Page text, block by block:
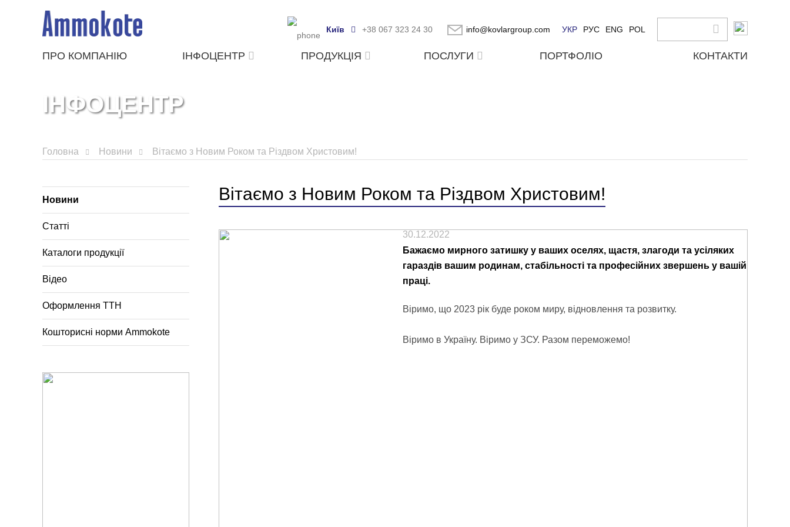
Київ +38 067 323 24 30 info@kovlargroup.com УКР РУС ENG POL
ПРО КОМПАНІЮ ІНФОЦЕНТР ПРОДУКЦІЯ ПОСЛУГИ ПОРТФОЛІО КОНТАКТИ
ІНФОЦЕНТР
Головна Новини Вітаємо з Новим Роком та Різдвом Христовим!
Новини
Статті
Каталоги продукції
Відео
Оформлення ТТН
Кошторисні норми Ammokote
Вітаємо з Новим Роком та Різдвом Христовим!
30.12.2022
Бажаємо мирного затишку у ваших оселях, щастя, злагоди та усіляких
гараздів вашим родинам, стабільності та професійних звершень у вашій
праці.
Віримо, що 2023 рік буде роком миру, відновлення та розвитку.
Віримо в Україну. Віримо у ЗСУ. Разом переможемо!